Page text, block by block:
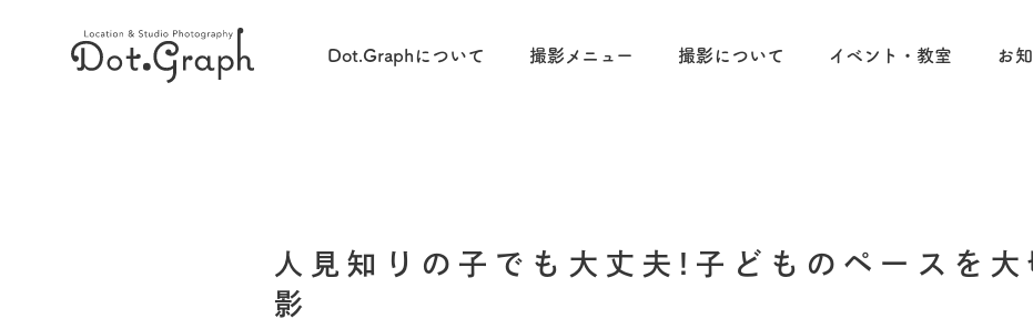
Dot.Graphについて 撮影メニュー 撮影について イベント・教室 お
人見知りの子でも大丈夫!子どものペースを大
影